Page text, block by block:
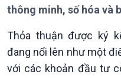
thông minh, số hóa và
Thỏa thuận được ký
đang nổi lên như một
với các khoản đầu tư